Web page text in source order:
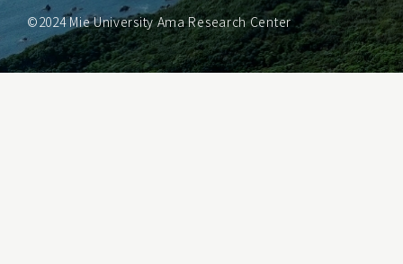
©2024 Mie University Ama Research Center